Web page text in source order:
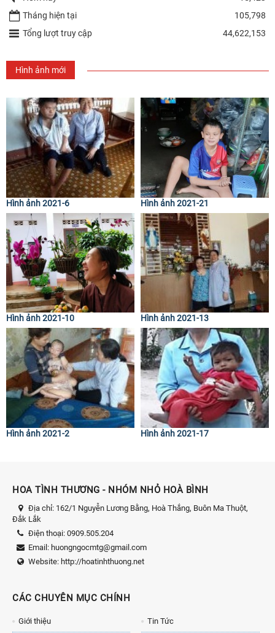
Tháng hiện tại
105,798
Tổng lượt truy cập
44,622,153
Hình ảnh mới
Hình ảnh 2021-6 Hình ảnh 2021-21
Hình ảnh 2021-10 Hình ảnh 2021-13
Hình ảnh 2021-2 Hình ảnh 2021-17
HOA TÌNH THƯƠNG - NHÓM NHỎ HOÀ BÌNH
Địa chỉ: 162/1 Nguyễn Lương Bằng, Hoà Thắng, Buôn Ma Thuột,
Đắk Lắk
Điện thoại: 0909.505.204
Email: huongngocmtg@gmail.com
Website: http://hoatinhthuong.net
CÁC CHUYÊN MỤC CHÍNH
Giới thiệu Tin Tức